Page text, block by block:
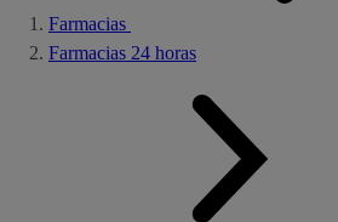
Farmacias
Farmacias 24 horas